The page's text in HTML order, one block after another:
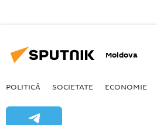
Moldova
POLITICĂ SOCIETATE ECONOMIE